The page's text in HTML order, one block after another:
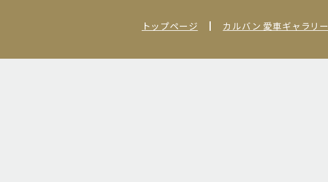
トップページ カルバン 愛車ギャラリー